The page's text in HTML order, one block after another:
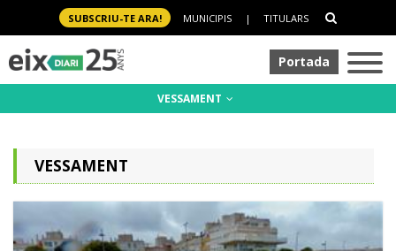
SUBSCRIU-TE ARA! MUNICIPIS | TITULARS
Portada
VESSAMENT
VESSAMENT